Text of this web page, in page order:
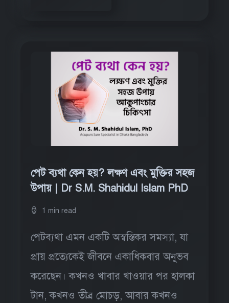
পেট ব্যথা কেন হয়? লক্ষণ এবং মুক্তির সহজ
উপায় | Dr S.M. Shahidul Islam PhD
1 min read
পেটব্যথা এমন একটি অস্বস্তিকর সমস্যা, যা
প্রায় প্রত্যেকেই জীবনে একাধিকবার অনুভব
করেছেন। কখনও খাবার খাওয়ার পর হালকা
টান, কখনও তীব্র মোচড়, আবার কখনও